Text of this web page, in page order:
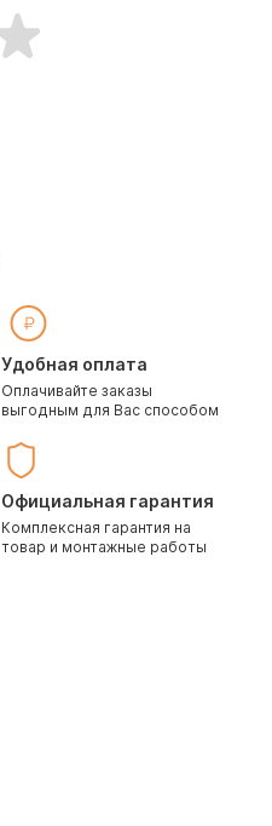
Удобная оплата
Оплачивайте заказы
выгодным для Вас способом
Официальная гарантия
Комплексная гарантия на
товар и монтажные работы